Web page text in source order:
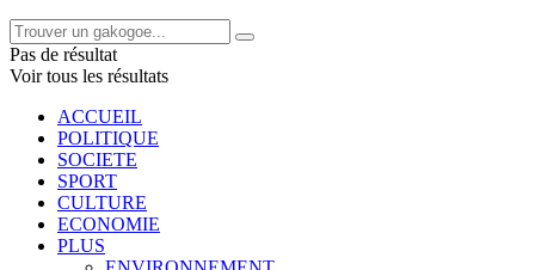
Pas de résultat
Voir tous les résultats
ACCUEIL
POLITIQUE
SOCIETE
SPORT
CULTURE
ECONOMIE
PLUS